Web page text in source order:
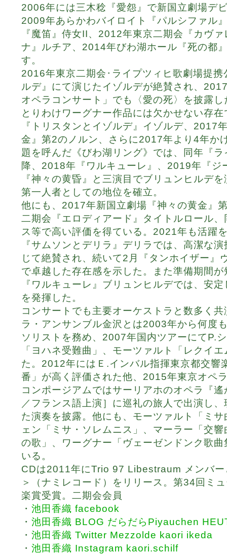
2006年には三木稔『愛怨』で新国立劇場デ
2009年あらかわバイロイト『パルシファル
『魔笛』侍女II、2012年東京二期会『カヴ
ナ』ルチア、2014年びわ湖ホール『死の都
す。
2016年東京二期会･ライプツィヒ歌劇場提
ルデ』にて演じたイゾルデが絶賛され、
オペラコンサート」でも〈愛の死〉を披露し
とりわけワーグナー作品には欠かせない存
『トリスタンとイゾルデ』イゾルデ、2017
金』第2のノルン、さらに2017年より4年か
題を呼んだ《びわ湖リング》では、同年『
降、2018年『ワルキューレ』、2019年『ジ
『神々の黄昏』と三演目でブリュンヒルデ
第一人者としての地位を確立。
他にも、2017年新国立劇場『神々の黄金』
二期会『エロディアード』タイトルロール
ス等で高い評価を得ている。2021年も活躍
『サムソンとデリラ』デリラでは、高潔な
じて絶賛され、続いて2月『タンホイザー』
で卓越した存在感を示した。また準備期間
『ワルキューレ』ブリュンヒルデでは、安
を発揮した。
コンサートでも主要オーケストラと数多く
ラ・アンサンブル金沢とは2003年から何度
ソリストを務め、2007年国内ツアーにてP.
「ヨハネ受難曲」、モーツァルト「レクイ
た。2012年にはＥ.インバル指揮東京都交響
番」が高く評価された他、2015年東京オペ
コンポージアムではサーリアホのオペラ『
／フランス語上演］に巡礼の旅人で出演し
た演奏を披露。他にも、モーツァルト「ミ
ェン「ミサ・ソレムニス」、マーラー「交
の歌」、ワーグナー「ヴェーゼンドンク歌
いる。
CDは2011年にTrio 97 Libestraum メンバー
＞（ナミレコード）をリリース。第34回ミ
楽賞受賞。二期会会員
・ 池田香織 facebook
・ 池田香織 BLOG だらだらPiyauchen
・ 池田香織 Twitter Mezzolde kaori ikeda
・ 池田香織 Instagram kaori.schilf